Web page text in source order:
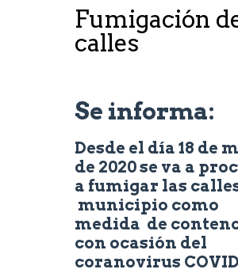
Fumigación
calles
Se informa:
Desde el día 18 de
de 2020 se va a
a fumigar las
municipio como
medida de
con ocasión del
coranovirus